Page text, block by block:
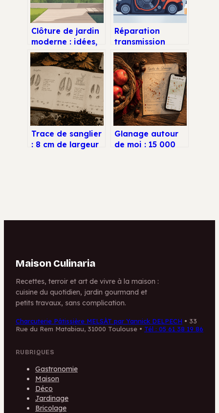
Clôture de jardin
moderne : idées,
prix et conseils
pour faire le bon
choix
Réparation
transmission
hydrostatique de
tondeuse : guide
complet pour
éviter la casse
Trace de sanglier
: 8 cm de largeur
Glanage autour
de moi : 15 000
Maison Culinaria
Recettes, terroir et art de vivre à la maison :
cuisine du quotidien, jardin gourmand et
petits travaux, sans complication.
Charcuterie Pâtissière MELSÀT par Yannick DELPECH • 33
Rue du Rem Matabiau, 31000 Toulouse • Tél : 05 61 38 19 86
RUBRIQUES
Gastronomie
Maison
Déco
Jardinage
Bricolage